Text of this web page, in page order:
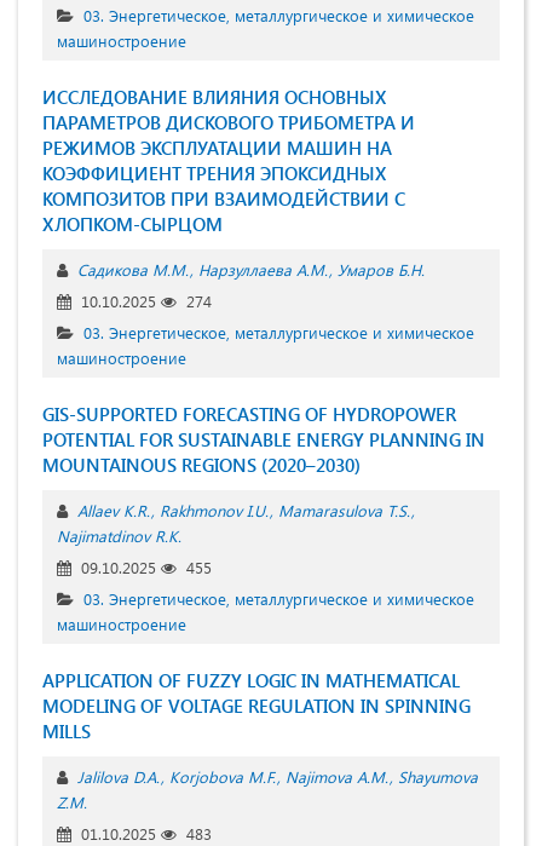
03. Энергетическое, металлургическое и химическое
машиностроение
ИССЛЕДОВАНИЕ ВЛИЯНИЯ ОСНОВНЫХ
ПАРАМЕТРОВ ДИСКОВОГО ТРИБОМЕТРА И
РЕЖИМОВ ЭКСПЛУАТАЦИИ МАШИН НА
КОЭФФИЦИЕНТ ТРЕНИЯ ЭПОКСИДНЫХ
КОМПОЗИТОВ ПРИ ВЗАИМОДЕЙСТВИИ С
ХЛОПКОМ-СЫРЦОМ
Садикова М.М. Нарзуллаева А.М. Умаров Б.Н.
10.10.2025
274
03. Энергетическое, металлургическое и химическое
машиностроение
GIS-SUPPORTED FORECASTING OF HYDROPOWER
POTENTIAL FOR SUSTAINABLE ENERGY PLANNING IN
MOUNTAINOUS REGIONS (2020–2030)
Allaev K.R. Rakhmonov I.U. Mamarasulova T.S.
Najimatdinov R.K.
09.10.2025
455
03. Энергетическое, металлургическое и химическое
машиностроение
APPLICATION OF FUZZY LOGIC IN MATHEMATICAL
MODELING OF VOLTAGE REGULATION IN SPINNING
MILLS
Jalilova D.A. Korjobova M.F. Najimova A.M. Shayumova
Z.M.
01.10.2025
483